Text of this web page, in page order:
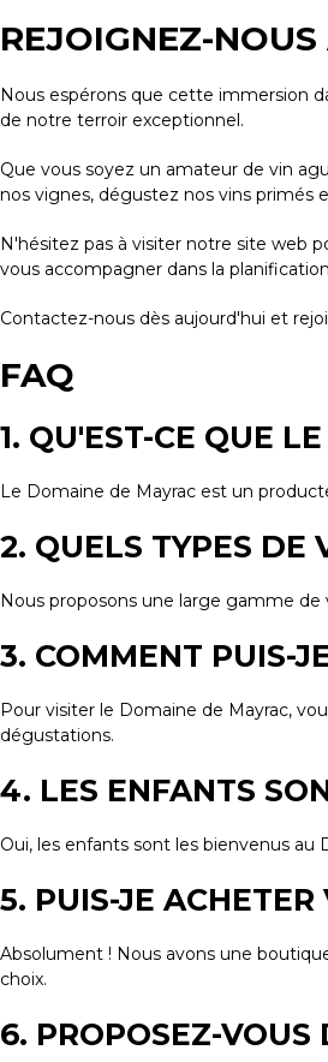
REJOIGNEZ-
Nous espérons que cette immersion
de notre terroir exceptionnel.
Que vous soyez un amateur de vin
nos vignes, dégustez nos vins primés
N'hésitez pas à visiter notre site web
vous accompagner dans la
Contactez-nous dès aujourd'hui et
FAQ
1. QU'EST-CE QUE
Le Domaine de Mayrac est un
2. QUELS TYPES DE
Nous proposons une large gamme de
3. COMMENT PUIS-
Pour visiter le Domaine de Mayrac,
dégustations.
4. LES ENFANTS
Oui, les enfants sont les bienvenus
5. PUIS-JE
Absolument ! Nous avons une
choix.
6. PROPOSEZ-VOUS